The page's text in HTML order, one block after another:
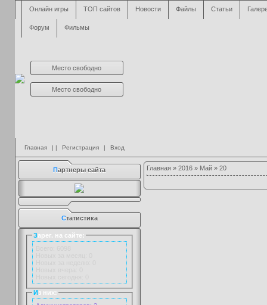
Онлайн игры ТОП сайтов Новости Файлы Статьи
Форум Фильмы
Место свободно
Место свободно
Главная | | Регистрация | Вход
Партнеры сайта
Статистика
Зарег. на сайте:
И з них:
Главная» 2016 » Май » 20